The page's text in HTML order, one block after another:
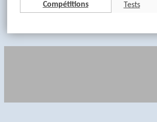
Compétitions Tests